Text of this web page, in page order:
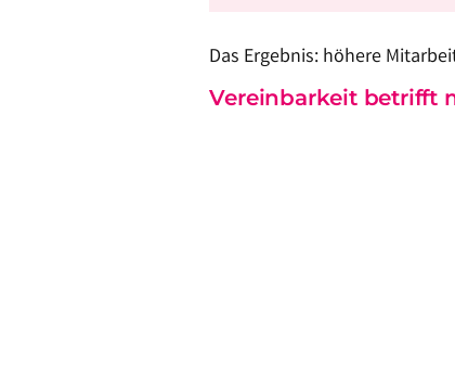
Das Ergebnis: höhere
Vereinbarkeit betrifft